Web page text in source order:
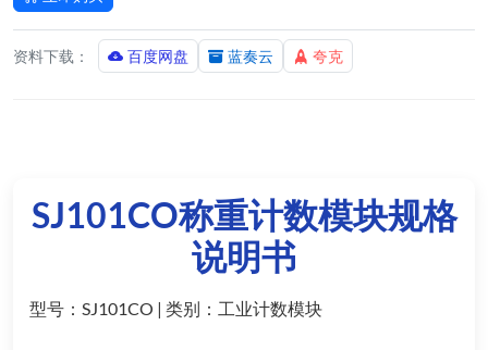
资料下载： 百度网盘 蓝奏云 夸克
SJ101CO称重计数模块规格
说明书
型号：SJ101CO | 类别：工业计数模块